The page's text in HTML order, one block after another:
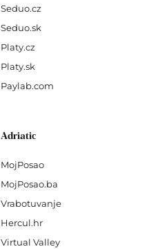
Seduo.cz
Seduo.sk
Platy.cz
Platy.sk
Paylab.com
Adriatic
MojPosao
MojPosao.ba
Vrabotuvanje
Hercul.hr
Virtual Valley